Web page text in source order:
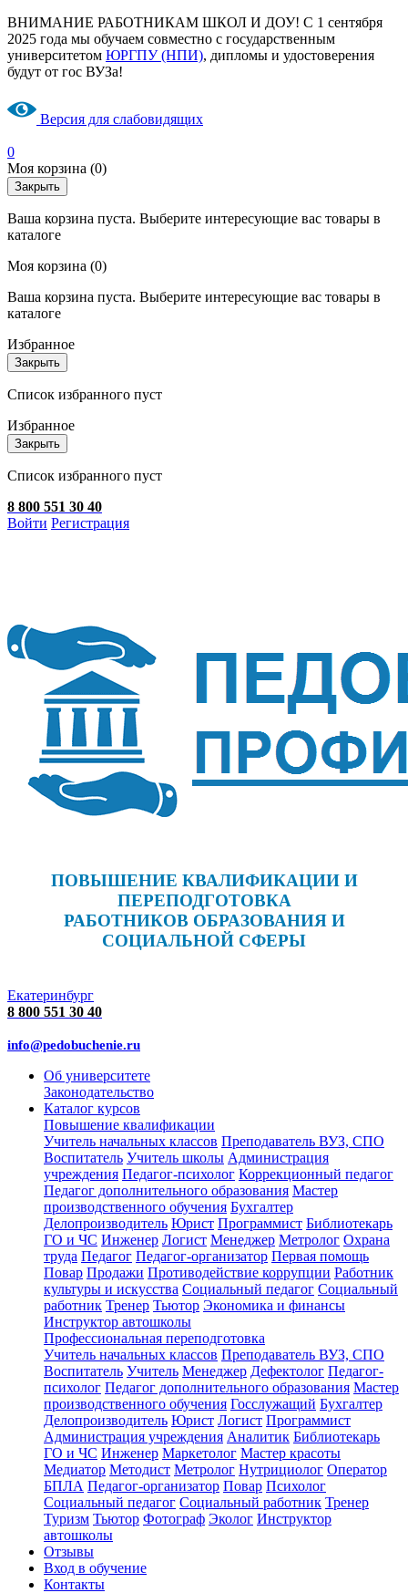
ВНИМАНИЕ РАБОТНИКАМ ШКОЛ И ДОУ! С 1 сентября
2025 года мы обучаем совместно с государственным
университетом ЮРГПУ (НПИ), дипломы и удостоверения
будут от гос ВУЗа!
Версия для слабовидящих
0
Моя корзина (0)
Закрыть
Ваша корзина пуста. Выберите интересующие вас товары в
каталоге
Моя корзина (0)
Ваша корзина пуста. Выберите интересующие вас товары в
каталоге
Избранное
Закрыть
Список избранного пуст
Избранное
Закрыть
Список избранного пуст
8 800 551 30 40
Войти Регистрация
ПОВЫШЕНИЕ КВАЛИФИКАЦИИ И
ПЕРЕПОДГОТОВКА
РАБОТНИКОВ ОБРАЗОВАНИЯ И
СОЦИАЛЬНОЙ СФЕРЫ
Екатеринбург
8 800 551 30 40
info@pedobuchenie.ru
Об университете
Законодательство
Каталог курсов
Повышение квалификации
Учитель начальных классов Преподаватель ВУЗ, СПО
Воспитатель Учитель школы Администрация
учреждения Педагог-психолог Коррекционный педагог
Педагог дополнительного образования Мастер
производственного обучения Бухгалтер
Делопроизводитель Юрист Программист Библиотекарь
ГО и ЧС Инженер Логист Менеджер Метролог Охрана
труда Педагог Педагог-организатор Первая помощь
Повар Продажи Противодействие коррупции Работник
культуры и искусства Социальный педагог Социальный
работник Тренер Тьютор Экономика и финансы
Инструктор автошколы
Профессиональная переподготовка
Учитель начальных классов Преподаватель ВУЗ, СПО
Воспитатель Учитель Менеджер Дефектолог Педагог-
психолог Педагог дополнительного образования Мастер
производственного обучения Госслужащий Бухгалтер
Делопроизводитель Юрист Логист Программист
Администрация учреждения Аналитик Библиотекарь
ГО и ЧС Инженер Маркетолог Мастер красоты
Медиатор Методист Метролог Нутрициолог Оператор
БПЛА Педагог-организатор Повар Психолог
Социальный педагог Социальный работник Тренер
Туризм Тьютор Фотограф Эколог Инструктор
автошколы
Отзывы
Вход в обучение
Контакты